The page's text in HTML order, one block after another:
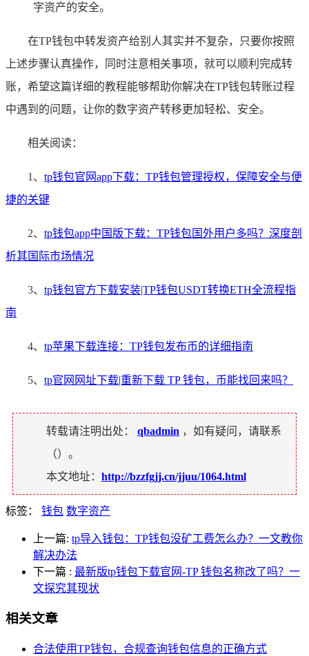
字资产的安全。
在TP钱包中转发资产给别人其实并不复杂，只要你按照
上述步骤认真操作，同时注意相关事项，就可以顺利完成转
账，希望这篇详细的教程能够帮助你解决在TP钱包转账过程
中遇到的问题，让你的数字资产转移更加轻松、安全。
相关阅读：
1、 tp钱包官网app下载：TP钱包管理授权，保障安全与便
捷的关键
2、 tp钱包app中国版下载：TP钱包国外用户多吗？深度剖
析其国际市场情况
3、 tp钱包官方下载安装|TP钱包USDT转换ETH全流程指
南
4、 tp苹果下载连接：TP钱包发布币的详细指南
5、 tp官网网址下载|重新下载 TP 钱包，币能找回来吗？
转载请注明出处： qbadmin ，如有疑问，请联系
（）。
本文地址： http://bzzfgjj.cn/jjuu/1064.html
标签： 钱包 数字资产
上一篇: tp导入钱包：TP钱包没矿工费怎么办？一文教你
解决办法
下一篇 : 最新版tp钱包下载官网-TP 钱包名称改了吗？一
文探究其现状
相关文章
合法使用TP钱包，合规查询钱包信息的正确方式